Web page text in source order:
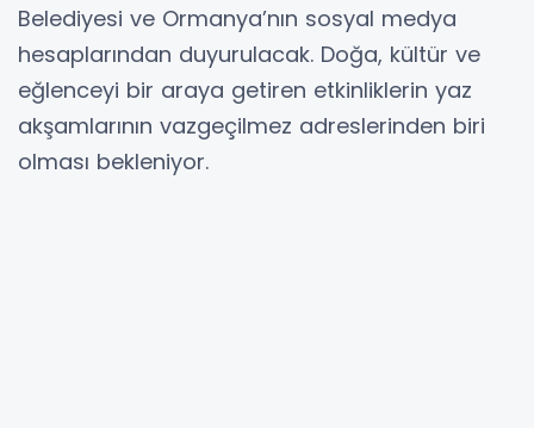
Belediyesi ve Ormanya’nın sosyal medya
hesaplarından duyurulacak. Doğa, kültür ve
eğlenceyi bir araya getiren etkinliklerin yaz
akşamlarının vazgeçilmez adreslerinden biri
olması bekleniyor.